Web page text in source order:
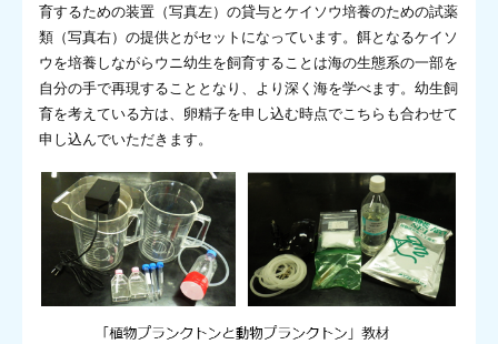
育するための装置（写真左）の貸与とケイソウ培養のための試薬
類（写真右）の提供とがセットになっています。餌となるケイソ
ウを培養しながらウニ幼生を飼育することは海の生態系の一部を
自分の手で再現することとなり、より深く海を学べます。幼生飼
育を考えている方は、卵精子を申し込む時点でこちらも合わせて
申し込んでいただきます。